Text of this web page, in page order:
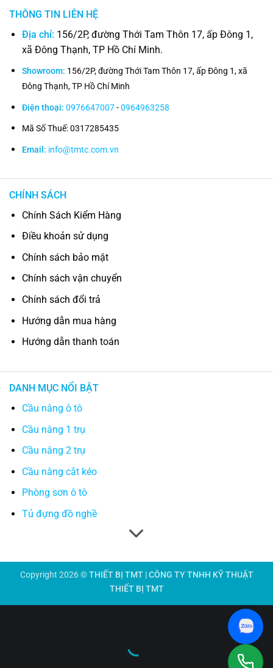
THÔNG TIN LIÊN HỆ
Địa chỉ: 156/2P, đường Thới Tam Thôn 17, ấp Đông 1,
xã Đông Thạnh, TP Hồ Chí Minh.
Showroom: 156/2P, đường Thới Tam Thôn 17, ấp Đông 1, xã
Đông Thạnh, TP Hồ Chí Minh
Điện thoại: 0976647007-0964963258
Mã Số Thuế: 0317285435
Email: info@tmtc.com.vn
CHÍNH SÁCH
Chính Sách Kiểm Hàng
Điều khoản sử dụng
Chính sách bảo mật
Chính sách vận chuyển
Chính sách đổi trả
Hướng dẫn mua hàng
Hướng dẫn thanh toán
DANH MỤC NỔI BẬT
Cầu nâng ô tô
Cầu nâng 1 trụ
Cầu nâng 2 trụ
Cầu nâng cắt kéo
Phòng sơn ô tô
Tủ đựng đồ nghề
Copyright 2026 ©THIẾT BỊ TMT | CÔNG TY TNHH KỸ THUẬT
THIẾT BỊ TMT